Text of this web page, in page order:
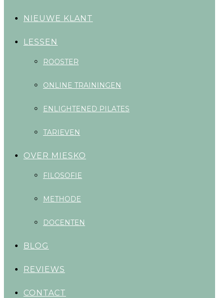
NIEUWE KLANT
LESSEN
ROOSTER
ONLINE TRAININGEN
ENLIGHTENED PILATES
TARIEVEN
OVER MIESKO
FILOSOFIE
METHODE
DOCENTEN
BLOG
REVIEWS
CONTACT